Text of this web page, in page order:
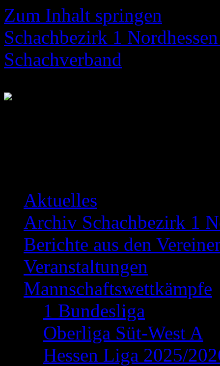
Zum Inhalt springen
Schachbezirk 1
Schachverband
Aktuelles
Archiv Schachbezirk 1
Berichte aus den
Veranstaltungen
Mannschaftswettkämpfe
1 Bundesliga
Oberliga Süt-West A
Hessen Liga 2025/